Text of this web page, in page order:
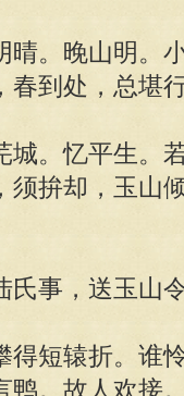
晴。晚山明。
春到处，总堪
城。忆平生。
须拚却，玉山
氏事，送玉山
得短辕折。谁
鸭。故人欢接